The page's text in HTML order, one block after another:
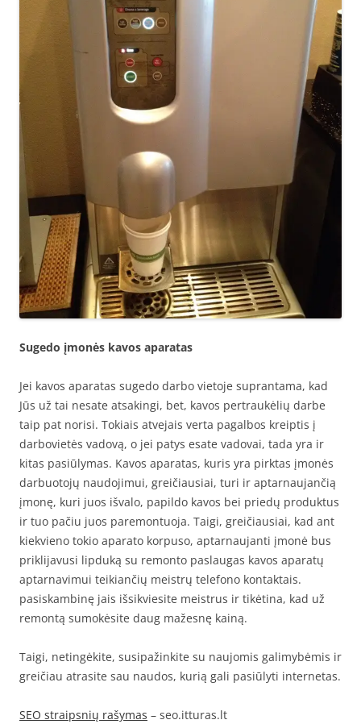
Sugedo įmonės kavos aparatas
Jei kavos aparatas sugedo darbo vietoje suprantama, kad
Jūs už tai nesate atsakingi, bet, kavos pertraukėlių darbe
taip pat norisi. Tokiais atvejais verta pagalbos kreiptis į
darbovietės vadovą, o jei patys esate vadovai, tada yra ir
kitas pasiūlymas. Kavos aparatas, kuris yra pirktas įmonės
darbuotojų naudojimui, greičiausiai, turi ir aptarnaujančią
įmonę, kuri juos išvalo, papildo kavos bei priedų produktus
ir tuo pačiu juos paremontuoja. Taigi, greičiausiai, kad ant
kiekvieno tokio aparato korpuso, aptarnaujanti įmonė bus
priklijavusi lipduką su remonto paslaugas kavos aparatų
aptarnavimui teikiančių meistrų telefono kontaktais.
pasiskambinę jais išsikviesite meistrus ir tikėtina, kad už
remontą sumokėsite daug mažesnę kainą.
Taigi, netingėkite, susipažinkite su naujomis galimybėmis ir
greičiau atrasite sau naudos, kurią gali pasiūlyti internetas.
SEO straipsnių rašymas – seo.itturas.lt